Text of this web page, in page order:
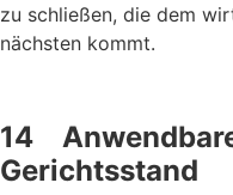
zu schließen, die dem
nächsten kommt.
14
Gerichtsstand